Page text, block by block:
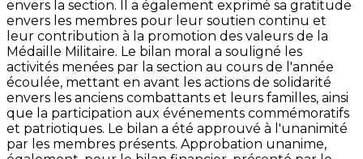
envers la section. Il a également exprimé sa gratitude
envers les membres pour leur soutien continu et
leur contribution à la promotion des valeurs de la
Médaille Militaire. Le bilan moral a souligné les
activités menées par la section au cours de l'année
écoulée, mettant en avant les actions de solidarité
envers les anciens combattants et leurs familles, ainsi
que la participation aux événements commémoratifs
et patriotiques. Le bilan a été approuvé à l'unanimité
par les membres présents. Approbation unanime,